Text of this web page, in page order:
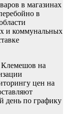
в магазинах
в
и коммунальных
Клемешов на
цен на
день по графику